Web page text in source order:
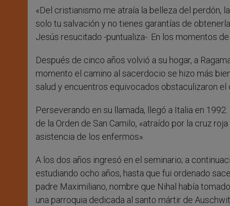
«Del cristianismo me atraía la belleza del perdón,
solo tu salvación y no tienes garantías de
Jesús resucitado -puntualiza-. En los momentos
Después de cinco años volvió a su hogar, a
momento el camino al sacerdocio se hizo más
salud y encuentros equivocados obstaculizaron el
Perseverando en su llamada, llegó a Italia en
de la Orden de San Camilo, «atraído por la cruz
asistencia de los enfermos».
A los dos años ingresó en el seminario; a
estudiando ocho años, hasta que fui ordenado
padre Maximiliano, nombre que Nihal había
una parroquia dedicada al santo mártir de